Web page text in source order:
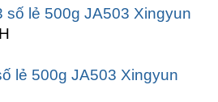
lẻ 500g JA503 Xingyun